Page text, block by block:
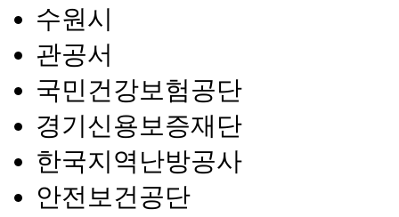
수원시
관공서
국민건강보험공단
경기신용보증재단
한국지역난방공사
안전보건공단